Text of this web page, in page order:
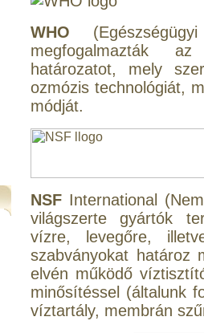
WHO
megfogalmazták
határozatot, mely
ozmózis technológiát,
módját.
NSF International
világszerte gyártók
vízre, levegőre,
szabványokat határoz
elvén működő
minősítéssel (általunk
víztartály, membrán